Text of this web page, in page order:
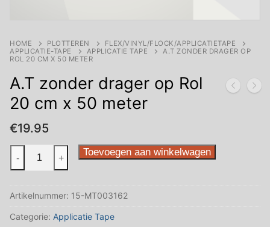
HOME PLOTTEREN
FLEX/VINYL/FLOCK/APPLICATIETAPE
APPLICATIE-TAPE
APPLICATIE TAPE
A.T ZONDER DRAGER OP
ROL 20 CM X 50 METER
A.T zonder drager op Rol
20 cm x 50 meter
€19.95
zonder
op
Rol
- + Toevoegen aan winkelwagen
Artikelnummer: 15-MT003162
Categorie: Applicatie Tape